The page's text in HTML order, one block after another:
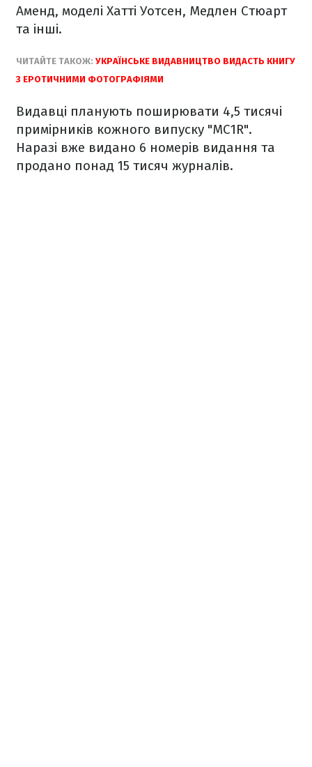
Аменд, моделі Хатті Уотсен, Медлен Стюарт
та інші.
ЧИТАЙТЕ ТАКОЖ: УКРАЇНСЬКЕ ВИДАВНИЦТВО ВИДАСТЬ КНИГУ
З ЕРОТИЧНИМИ ФОТОГРАФІЯМИ
Видавці планують поширювати 4,5 тисячі
примірників кожного випуску "MC1R".
Наразі вже видано 6 номерів видання та
продано понад 15 тисяч журналів.